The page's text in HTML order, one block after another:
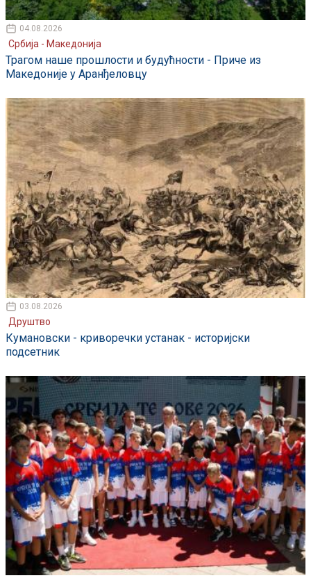
04.08.2026
Србија - Македонија
Трагом наше прошлости и будућности - Приче из
Македоније у Аранђеловцу
03.08.2026
Друштво
Кумановски - криворечки устанак - историјски
подсетник